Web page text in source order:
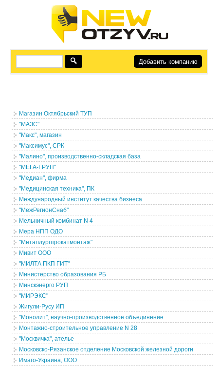
Добавить компанию
Магазин Октябрьский ТУП
"МАЗС"
"Макс", магазин
"Максимус", СРК
"Малино", производственно-складская база
"МЕГА-ГРУП"
"Медиан", фирма
"Медицинская техника", ПК
Международный институт качества бизнеса
"МежРегионСнаб"
Мельничный комбинат N 4
Мера НПП ОДО
"Металлургпрокатмонтаж"
Мивит ООО
"МИЛТА ПКП ГИТ"
Министерство образования РБ
Минскэнерго РУП
"МИРЭКС"
Жигули-Русу ИП
"Монолит", научно-производственное объединение
Монтажно-строительное управление N 28
"Москвичка", ателье
Московско-Рязанское отделение Московской железной дороги
Имаго-Украина, ООО